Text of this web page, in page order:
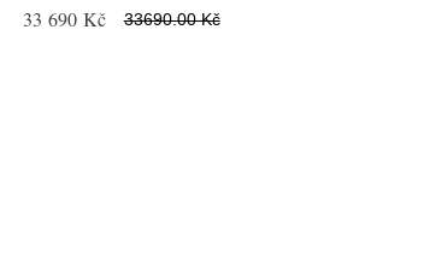
33 690 Kč 33690.00 Kč